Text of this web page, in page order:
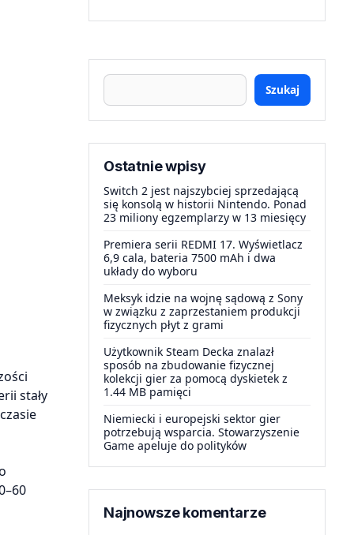
stały
Szukaj
Ostatnie wpisy
Switch 2 jest najszybciej sprzedającą
się konsolą w historii Nintendo. Ponad
23 miliony egzemplarzy w 13 miesięcy
Premiera serii REDMI 17. Wyświetlacz
6,9 cala, bateria 7500 mAh i dwa
układy do wyboru
Meksyk idzie na wojnę sądową z Sony
w związku z zaprzestaniem produkcji
fizycznych płyt z grami
Użytkownik Steam Decka znalazł
sposób na zbudowanie fizycznej
kolekcji gier za pomocą dyskietek z
1.44 MB pamięci
Niemiecki i europejski sektor gier
potrzebują wsparcia. Stowarzyszenie
Game apeluje do polityków
Najnowsze komentarze